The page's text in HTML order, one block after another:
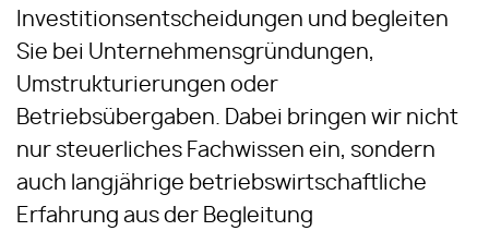
Investitionsentscheidungen und begleiten
Sie bei Unternehmensgründungen,
Umstrukturierungen oder
Betriebsübergaben. Dabei bringen wir nicht
nur steuerliches Fachwissen ein, sondern
auch langjährige betriebswirtschaftliche
Erfahrung aus der Begleitung